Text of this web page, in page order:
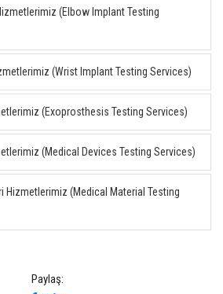
(Elbow Implant Testing
(Wrist Implant Testing Services)
(Exoprosthesis Testing Services)
(Medical Devices Testing Services)
Hizmetlerimiz (Medical Material Testing
Paylaş: